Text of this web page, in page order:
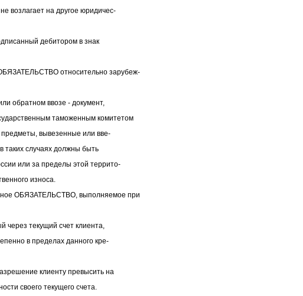
возлагает на другое юридичес-
дебитором в знак
относительно зарубеж-
ввозе - документ,
таможенным комитетом
вывезенные или вве-
таких случаях должны быть
или за пределы этой террито-
износа.
ОБЯЗАТЕЛЬСТВО, выполняемое при
текущий счет клиента,
в пределах данного кре-
клиенту превысить на
своего текущего счета.